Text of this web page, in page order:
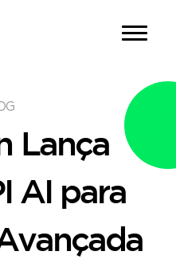
Lança
AI para